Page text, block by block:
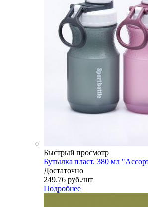
Быстрый просмотр
Бутылка пласт. 380 мл
Достаточно
249.76 руб./шт
Подробнее